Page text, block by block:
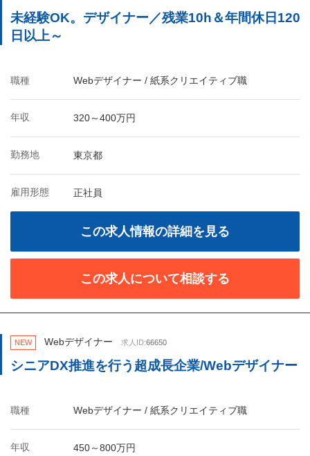
未経験OK。デザイナー／残業10h＆年間休日120
日以上～
職種 Webデザイナー / 紙系クリエイティブ職
年収 320～400万円
勤務地 東京都
雇用形態 正社員
この求人情報の詳細を見る
この求人について相談する
NEW Webデザイナー 求人ID:66650
シニアDX推進を行う超成長企業/Webデザイナー
職種 Webデザイナー / 紙系クリエイティブ職
年収 450～800万円